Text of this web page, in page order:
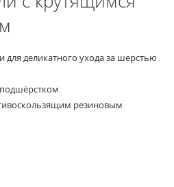
для деликатного ухода за шерстью
резиновым